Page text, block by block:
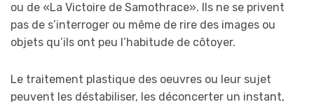
ou de «La Victoire de Samothrace». Ils ne se privent
pas de s’interroger ou même de rire des images ou
objets qu’ils ont peu l’habitude de côtoyer.
Le traitement plastique des oeuvres ou leur sujet
peuvent les déstabiliser, les déconcerter un instant,